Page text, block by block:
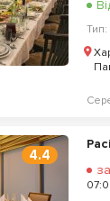
Тип:
4.4